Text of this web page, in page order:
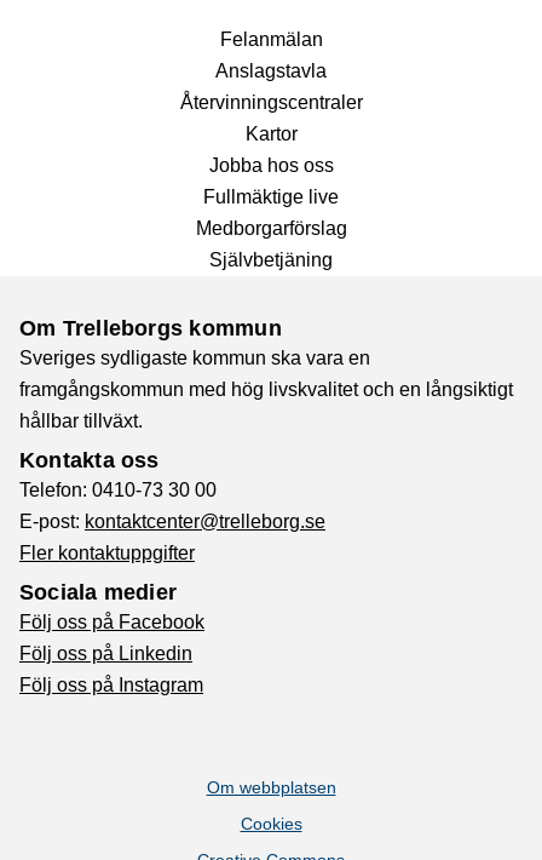
Fel­anmälan
Anslags­tavla
Återvinnings­centraler
Kartor
Jobba hos oss
Fullmäktige live
Medborgarförslag
Självbetjäning
Om Trelleborgs kommun
Sveriges sydligaste kommun ska vara en
framgångskommun med hög livskvalitet och en långsiktigt
hållbar tillväxt.
Kontakta oss
Telefon: 0410-73 30 00
E-post: kontaktcenter@trelleborg.se
Fler kontaktuppgifter
Sociala medier
Följ oss på Facebook
Följ oss på Linkedin
Följ oss på Instagram
Om webbplatsen
Cookies